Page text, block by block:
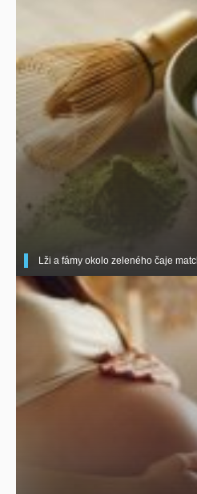
Lži a fámy okolo zeleného čaje